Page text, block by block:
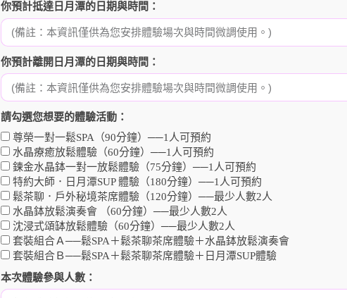
你預計抵達日月潭的日期與時間：
你預計離開日月潭的日期與時間：
請勾選您想要的體驗活動：
尊榮一對一鬆SPA（90分鐘）──1人可預約
水晶療癒放鬆體驗（60分鐘）──1人可預約
鍊金水晶鉢一對一放鬆體驗（75分鐘）──1人可預約
特約大師．日月潭SUP 體驗（180分鐘）──1人可預約
鬆茶聊．戶外秘境茶席體驗（120分鐘）──最少人數2人
水晶鉢放鬆演奏會 （60分鐘）──最少人數2人
沈浸式頌缽放鬆體驗（60分鐘）──最少人數2人
套裝組合Ａ──鬆SPA＋鬆茶聊茶席體驗＋水晶鉢放鬆演奏會
套裝組合Ｂ──鬆SPA＋鬆茶聊茶席體驗＋日月潭SUP體驗
本次體驗參與人數：